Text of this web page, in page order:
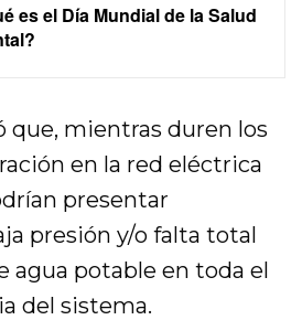
es el Día Mundial de la Salud
que, mientras duren los
en la red eléctrica
presentar
presión y/o falta total
agua potable en toda el
del sistema.